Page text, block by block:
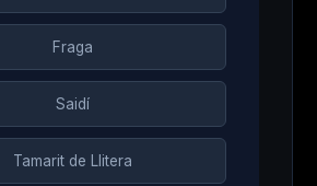
Fraga
Saidí
Tamarit de Llitera